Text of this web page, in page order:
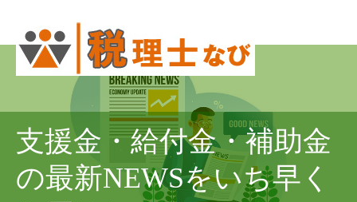
支援金・給付金・補助金
の最新NEWSをいち早く